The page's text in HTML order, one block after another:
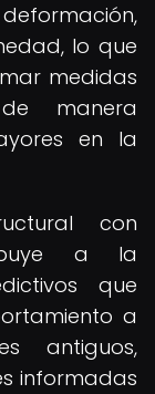
lo que
medidas
manera
en la
con
a la
que
a
antiguos,
informadas